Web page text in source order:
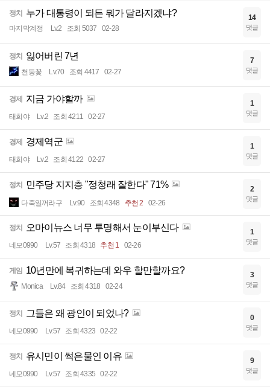
정치 누가 대통령이 되든 뭐가 달라지겠냐?
마지막계정 Lv.2 조회 5037 02-28
14
댓글
정치 잃어버린 7년
천둥꽃 Lv.70 조회 4417 02-27
7
댓글
경제 지금 가야할까
태희야 Lv.2 조회 4211 02-27
1
댓글
경제 경제역군
태희야 Lv.2 조회 4122 02-27
1
댓글
정치 민주당 지지층 "정청래 잘한다" 71%
다죽일꺼라구 Lv.90 조회 4348 추천 2 02-26
2
댓글
정치 오마이뉴스 너무 투명해서 눈이부신다
네모0990 Lv.57 조회 4318 추천 1 02-26
1
댓글
게임 10년만에 복귀하는데 와우 할만할까요?
Monica Lv.84 조회 4318 02-24
3
댓글
정치 그들은 왜 광인이 되었나?
네모0990 Lv.57 조회 4323 02-22
0
댓글
정치 유시민이 썩은물인 이유
네모0990 Lv.57 조회 4335 02-22
9
댓글